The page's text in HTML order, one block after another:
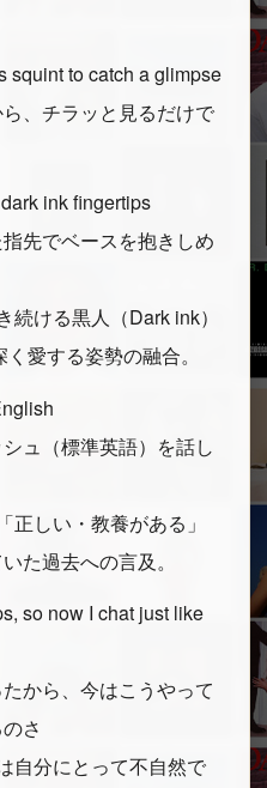
squint to catch a glimpse
、チラッと見るだけで
ink fingertips
先でベースを抱きしめ
ける黒人（Dark ink）
愛する姿勢の融合。
ュ（標準英語）を話し
しい・教養がある」
た過去への言及。
so now I chat just like
から、今はこうやって
さ
自分にとって不自然で